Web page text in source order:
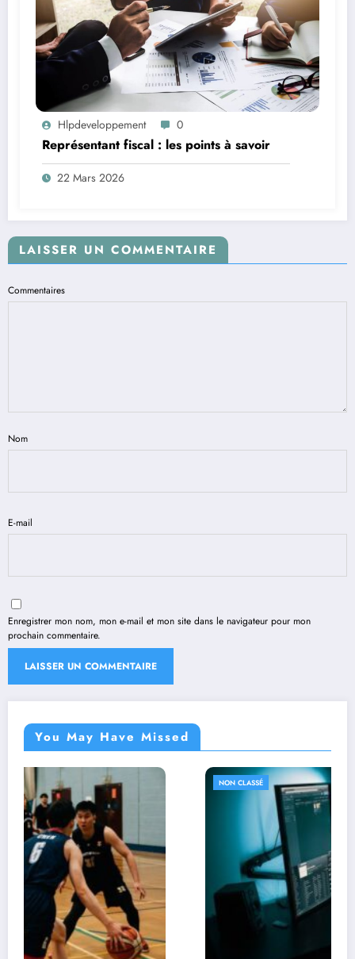
Hlpdeveloppement 0
Représentant fiscal : les points à savoir
22 Mars 2026
LAISSER UN COMMENTAIRE
Commentaires
Nom
E-mail
Enregistrer mon nom, mon e-mail et mon site dans le navigateur pour mon
prochain commentaire.
You May Have Missed
NON CLASSÉ